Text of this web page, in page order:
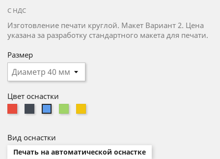
С НДС
Изготовление печати круглой. Макет Вариант 2. Цена
указана за разработку стандартного макета для печати.
Размер
Цвет оснастки
Вид оснастки
Печать на автоматической оснастке